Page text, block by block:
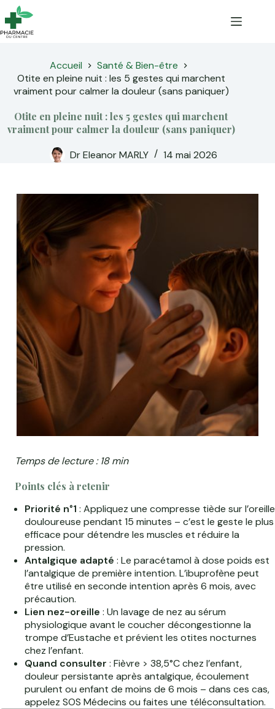
Passer
au
contenu
Accueil
Santé & Bien-être
Otite en pleine nuit : les 5 gestes qui marchent
vraiment pour calmer la douleur (sans paniquer)
Otite en pleine nuit : les 5 gestes qui marchent
vraiment pour calmer la douleur (sans paniquer)
Dr Eleanor MARLY
14 mai 2026
Temps de lecture : 18 min
Points clés à retenir
Priorité n°1 : Appliquez une compresse tiède sur l’oreille
douloureuse pendant 15 minutes – c’est le geste le plus
efficace pour détendre les muscles et réduire la
pression.
Antalgique adapté : Le paracétamol à dose poids est
l’antalgique de première intention. L’ibuprofène peut
être utilisé en seconde intention après 6 mois, avec
précaution.
Lien nez-oreille : Un lavage de nez au sérum
physiologique avant le coucher décongestionne la
trompe d’Eustache et prévient les otites nocturnes
chez l’enfant.
Quand consulter : Fièvre > 38,5°C chez l’enfant,
douleur persistante après antalgique, écoulement
purulent ou enfant de moins de 6 mois – dans ces cas,
appelez SOS Médecins ou faites une téléconsultation.